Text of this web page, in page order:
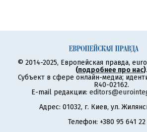
© 2014-2025, Европейская правда,
(подробнее про нас).
Субъект в сфере онлайн-медиа;
R40-02162.
E-mail редакции:
Адрес: 01032, г. Киев, ул.
Телефон: +380 95 641 22